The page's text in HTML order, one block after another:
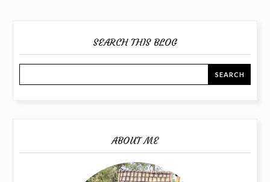
SEARCH THIS BLOG
ABOUT ME